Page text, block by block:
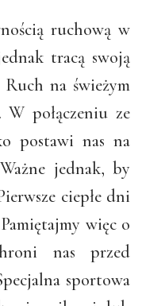
ruchową w
tracą swoją
Ruch na świeżym
połączeniu ze
postawi nas na
jednak, by
ciepłe dni
więc o
nas przed
sportowa